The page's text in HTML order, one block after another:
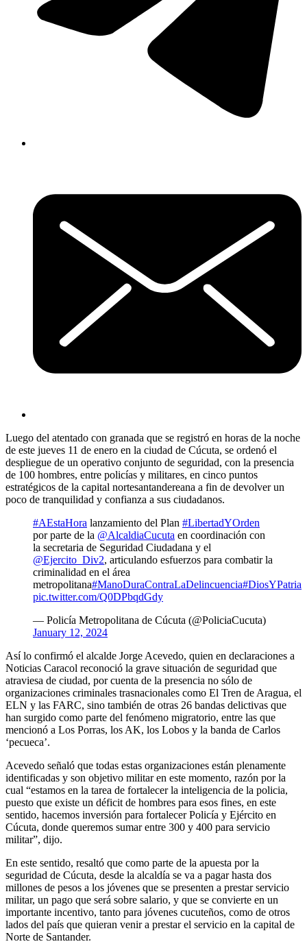
Luego del atentado con granada que se registró en horas de la noche
de este jueves 11 de enero en la ciudad de Cúcuta, se ordenó el
despliegue de un operativo conjunto de seguridad, con la presencia
de 100 hombres, entre policías y militares, en cinco puntos
estratégicos de la capital nortesantandereana a fin de devolver un
poco de tranquilidad y confianza a sus ciudadanos.
#AEstaHora lanzamiento del Plan #LibertadYOrden
por parte de la @AlcaldiaCucuta en coordinación con
la secretaria de Seguridad Ciudadana y el
@Ejercito_Div2, articulando esfuerzos para combatir la
criminalidad en el área
metropolitana#ManoDuraContraLaDelincuencia#DiosYPatria
pic.twitter.com/Q0DPbqdGdy
— Policía Metropolitana de Cúcuta (@PoliciaCucuta)
January 12, 2024
Así lo confirmó el alcalde Jorge Acevedo, quien en declaraciones a
Noticias Caracol reconoció la grave situación de seguridad que
atraviesa de ciudad, por cuenta de la presencia no sólo de
organizaciones criminales trasnacionales como El Tren de Aragua, el
ELN y las FARC, sino también de otras 26 bandas delictivas que
han surgido como parte del fenómeno migratorio, entre las que
mencionó a Los Porras, los AK, los Lobos y la banda de Carlos
‘pecueca’.
Acevedo señaló que todas estas organizaciones están plenamente
identificadas y son objetivo militar en este momento, razón por la
cual “estamos en la tarea de fortalecer la inteligencia de la policia,
puesto que existe un déficit de hombres para esos fines, en este
sentido, hacemos inversión para fortalecer Policía y Ejército en
Cúcuta, donde queremos sumar entre 300 y 400 para servicio
militar”, dijo.
En este sentido, resaltó que como parte de la apuesta por la
seguridad de Cúcuta, desde la alcaldía se va a pagar hasta dos
millones de pesos a los jóvenes que se presenten a prestar servicio
militar, un pago que será sobre salario, y que se convierte en un
importante incentivo, tanto para jóvenes cucuteños, como de otros
lados del país que quieran venir a prestar el servicio en la capital de
Norte de Santander.